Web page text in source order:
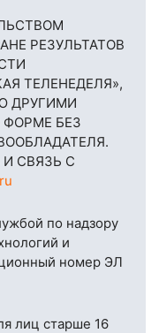
РЕЗУЛЬТАТОВ
ТЕЛЕНЕДЕЛЯ»,
ДРУГИМИ
БЕЗ
СВЯЗЬ С
по надзору
и
номер ЭЛ
лиц старше 16